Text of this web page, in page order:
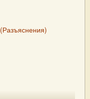
(Разъяснения)